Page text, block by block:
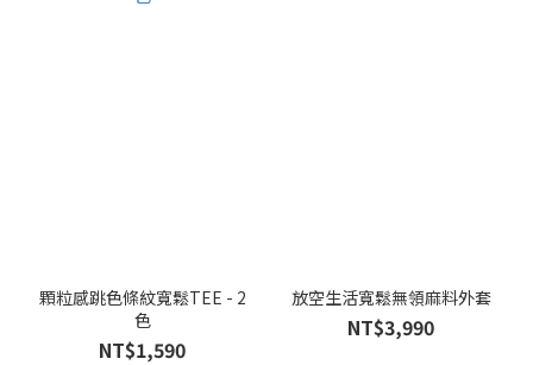
顆粒感跳色條紋寬鬆TEE - 2
色
NT$1,590
放空生活寬鬆無領麻料外套
NT$3,990